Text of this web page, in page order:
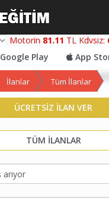
Motorin 81.11 TL Kdvsiz:
Google Play
App
İlanlar Tüm İlanlar
ÜCRETSİZ İLAN VER
TÜM İLANLAR